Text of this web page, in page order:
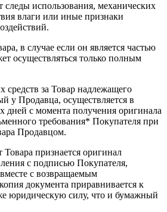
следы использования, механических
влаги или иные признаки
в случае если он является частью
осуществляться только полным
средств за Товар надлежащего
у Продавца, осуществляется в
дней с момента получения оригинала
требования* Покупателя при
Продавцом.
Товара признается оригинал
с подписью Покупателя,
с возвращаемым
документа приравнивается к
юридическую силу, что и бумажный